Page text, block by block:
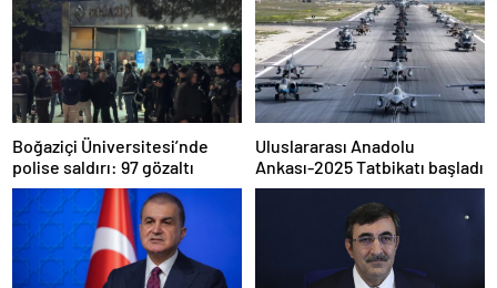
Boğaziçi Üniversitesi’nde
polise saldırı: 97 gözaltı
Uluslararası Anadolu
Ankası-2025 Tatbikatı başladı